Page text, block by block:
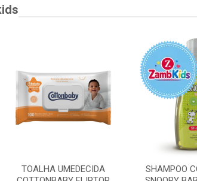
TOALHA UMEDECIDA
SHAMPOO